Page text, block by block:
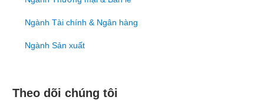
Ngành Tài chính & Ngân hàng
Ngành Sản xuất
Theo dõi chúng tôi